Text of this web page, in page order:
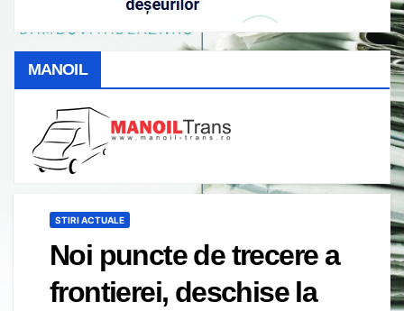
MANOIL
STIRI ACTUALE
Noi puncte de trecere a
frontierei, deschise la